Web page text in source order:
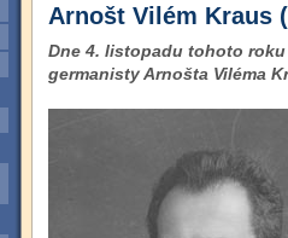
Arnošt Vilém Kraus
Dne 4. listopadu tohoto
germanisty Arnošta Viléma